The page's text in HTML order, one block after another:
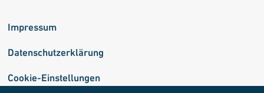
Impressum
Datenschutzerklärung
Cookie-Einstellungen